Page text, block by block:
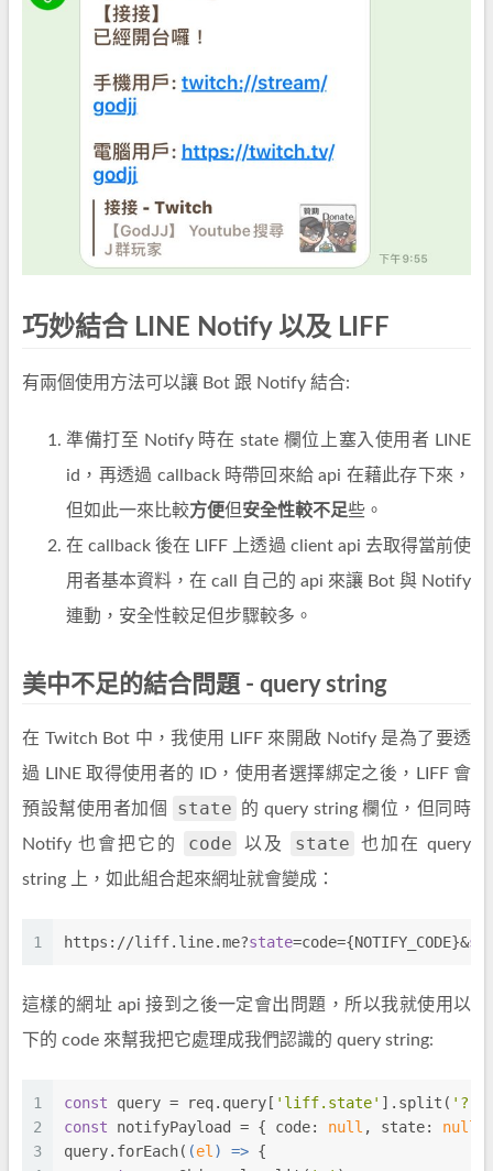
巧妙結合 LINE Notify 以及 LIFF
有兩個使用方法可以讓 Bot 跟 Notify 結合:
準備打至 Notify 時在 state 欄位上塞入使用者 LINE
id，再透過 callback 時帶回來給 api 在藉此存下來，
但如此一來比較方便但安全性較不足些。
在 callback 後在 LIFF 上透過 client api 去取得當前使
用者基本資料，在 call 自己的 api 來讓 Bot 與 Notify
連動，安全性較足但步驟較多。
美中不足的結合問題 - query string
在 Twitch Bot 中，我使用 LIFF 來開啟 Notify 是為了要透
過 LINE 取得使用者的 ID，使用者選擇綁定之後，LIFF 會
預設幫使用者加個
state
的 query string 欄位，但同時
Notify 也會把它的
code 以及 state
也加在 query
string 上，如此組合起來網址就會變成：
1 https://liff.line.me?state=code={NOTIFY_CODE}&
這樣的網址 api 接到之後一定會出問題，所以我就使用以
下的 code 來幫我把它處理成我們認識的 query string:
1
2
3
const query = req.query[ 'liff.state' ].split( '?'
const notifyPayload = { code: null , state: null
query.forEach( (el ) => {